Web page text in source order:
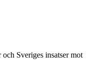
Sveriges insatser mot